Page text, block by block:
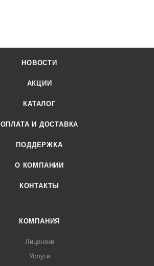
НОВОСТИ
АКЦИИ
КАТАЛОГ
ОПЛАТА И ДОСТАВКА
ПОДДЕРЖКА
О КОМПАНИИ
КОНТАКТЫ
КОМПАНИЯ
Лицензии
Услуги